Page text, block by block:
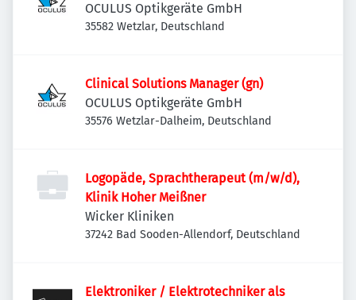
OCULUS Optikgeräte GmbH
35582 Wetzlar, Deutschland
Clinical Solutions Manager (gn)
OCULUS Optikgeräte GmbH
35576 Wetzlar-Dalheim, Deutschland
Logopäde, Sprachtherapeut (m/w/d),
Klinik Hoher Meißner
Wicker Kliniken
37242 Bad Sooden-Allendorf, Deutschland
Elektroniker / Elektrotechniker als